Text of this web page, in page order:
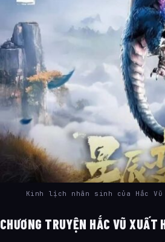
Kinh lịch nhân sinh của Hắc
CHƯƠNG TRUYỆN HẮC VŨ XUẤT